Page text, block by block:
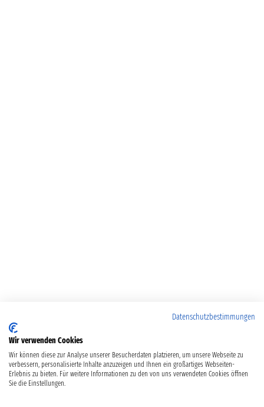
Datenschutzbestimmungen
Wir verwenden Cookies
Wir können diese zur Analyse unserer Besucherdaten platzieren, um unsere Webseite zu
verbessern, personalisierte Inhalte anzuzeigen und Ihnen ein großartiges Webseiten-
Erlebnis zu bieten. Für weitere Informationen zu den von uns verwendeten Cookies öffnen
Sie die Einstellungen.